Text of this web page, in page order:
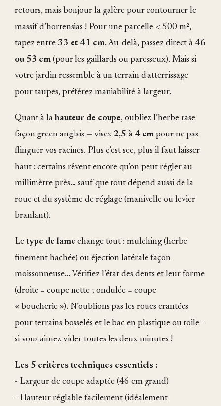
retours, mais bonjour la galère pour contourner le
massif d’hortensias ! Pour une parcelle < 500 m²,
tapez entre 33 et 41 cm. Au-delà, passez direct à 46
ou 53 cm (pour les gaillards ou paresseux). Mais si
votre jardin ressemble à un terrain d’atterrissage
pour taupes, préférez maniabilité à largeur.
Quant à la hauteur de coupe, oubliez l’herbe rase
façon green anglais — visez 2,5 à 4 cm pour ne pas
flinguer vos racines. Plus c’est sec, plus il faut laisser
haut : certains rêvent encore qu’on peut régler au
millimètre près… sauf que tout dépend aussi de la
roue et du système de réglage (manivelle ou levier
branlant).
Le type de lame change tout : mulching (herbe
finement hachée) ou éjection latérale façon
moissonneuse… Vérifiez l’état des dents et leur forme
(droite = coupe nette ; ondulée = coupe
« boucherie »). N’oublions pas les roues crantées
pour terrains bosselés et le bac en plastique ou toile –
si vous aimez vider toutes les deux minutes !
Les 5 critères techniques essentiels :
- Largeur de coupe adaptée (46 cm grand)
- Hauteur réglable facilement (idéalement